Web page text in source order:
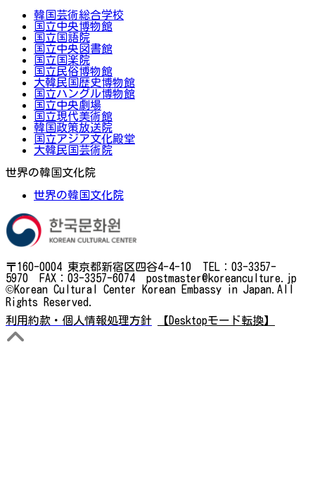
韓国芸術総合学校
国立中央博物館
国立国語院
国立中央図書館
国立国楽院
国立民俗博物館
大韓民国歴史博物館
国立ハングル博物館
国立中央劇場
国立現代美術館
韓国政策放送院
国立アジア文化殿堂
大韓民国芸術院
世界の韓国文化院
世界の韓国文化院
〒160-0004 東京都新宿区四谷4-4-10 TEL：03-3357-
5970 FAX：03-3357-6074 postmaster@koreanculture.jp
©Korean Cultural Center Korean Embassy in Japan.All
Rights Reserved.
利用約款・個人情報処理方針
【Desktopモード転換】